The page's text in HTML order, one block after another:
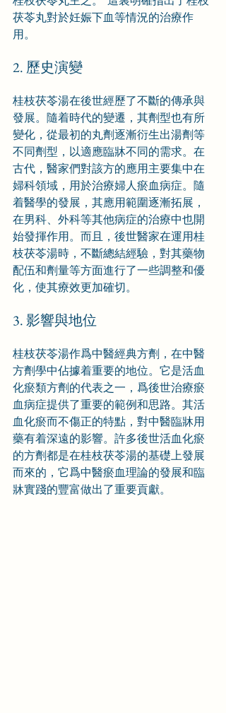
茯苓丸對於妊娠下血等情況的治療作
用。
2. 歷史演變
桂枝茯苓湯在後世經歷了不斷的傳承與
發展。隨着時代的變遷，其劑型也有所
變化，從最初的丸劑逐漸衍生出湯劑等
不同劑型，以適應臨牀不同的需求。在
古代，醫家們對該方的應用主要集中在
婦科領域，用於治療婦人瘀血病症。隨
着醫學的發展，其應用範圍逐漸拓展，
在男科、外科等其他病症的治療中也開
始發揮作用。而且，後世醫家在運用桂
枝茯苓湯時，不斷總結經驗，對其藥物
配伍和劑量等方面進行了一些調整和優
化，使其療效更加確切。
3. 影響與地位
桂枝茯苓湯作爲中醫經典方劑，在中醫
方劑學中佔據着重要的地位。它是活血
化瘀類方劑的代表之一，爲後世治療瘀
血病症提供了重要的範例和思路。其活
血化瘀而不傷正的特點，對中醫臨牀用
藥有着深遠的影響。許多後世活血化瘀
的方劑都是在桂枝茯苓湯的基礎上發展
而來的，它爲中醫瘀血理論的發展和臨
牀實踐的豐富做出了重要貢獻。